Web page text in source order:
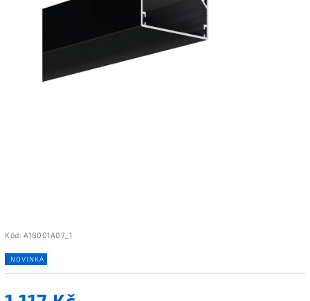
Kód: A18001A07_1
NOVINKA